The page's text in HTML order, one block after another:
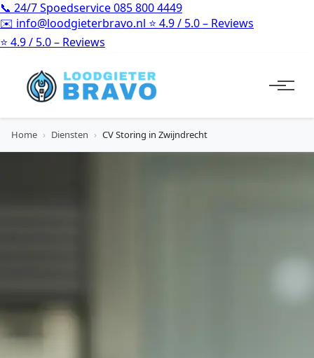
📞 24/7 Spoedservice085 800 4449
✉️ info@loodgieterbravo.nl ⭐ 4.9 / 5.0 – Reviews
⭐ 4.9 / 5.0 – Reviews
Home › Diensten › CV Storing in Zwijndrecht